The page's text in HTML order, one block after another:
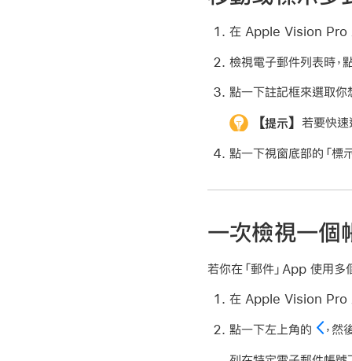
在 Apple Vision Pro
檢視電子郵件列表時，
點一下註記框來選取你
【提示】 若要快速
點一下視窗底部的「標示
一次檢視一個
若你在「郵件」App 使用多
在 Apple Vision Pro
點一下左上角的 ，然